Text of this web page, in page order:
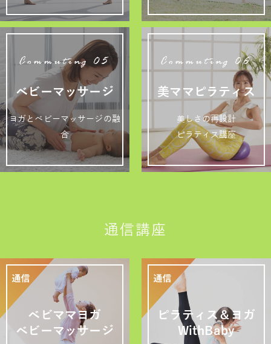
Commuting 05
ベビーマッサージ
ヨガとベビーマッサージの融
合
Commuting 06
美ママピラティス
美しさの再設計
ピラティス講座
通信講座
ベビママヨガ
ベビーマッサージ
ピラティス＆ヨガ
WithBaby